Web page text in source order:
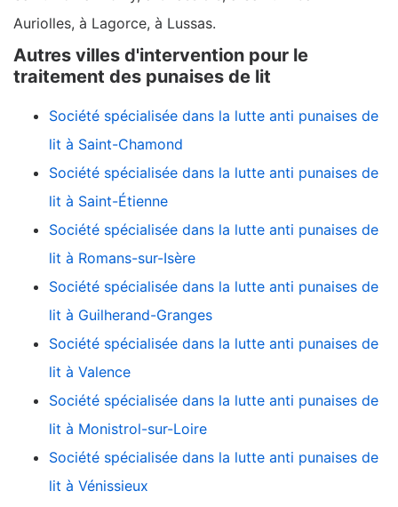
Auriolles, à Lagorce, à Lussas.
Autres villes d'intervention pour le
traitement des punaises de lit
Société spécialisée dans la lutte anti punaises de
lit à Saint-Chamond
Société spécialisée dans la lutte anti punaises de
lit à Saint-Étienne
Société spécialisée dans la lutte anti punaises de
lit à Romans-sur-Isère
Société spécialisée dans la lutte anti punaises de
lit à Guilherand-Granges
Société spécialisée dans la lutte anti punaises de
lit à Valence
Société spécialisée dans la lutte anti punaises de
lit à Monistrol-sur-Loire
Société spécialisée dans la lutte anti punaises de
lit à Vénissieux